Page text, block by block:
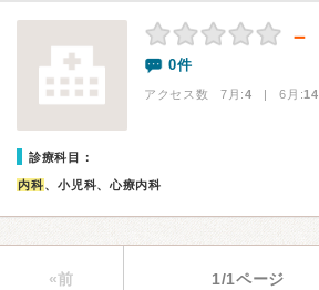
－
0件
アクセス数 7月:4 | 6月:14
診療科目：
内科、小児科、心療内科
«前 1/1ページ